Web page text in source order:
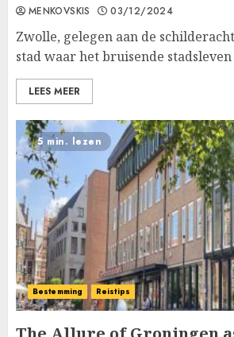
MENKOVSKIS 03/12/2024
Zwolle, gelegen aan de
stad waar het bruisende stadsleven
LEES MEER
5 min. lezen
Bestemming Reistips